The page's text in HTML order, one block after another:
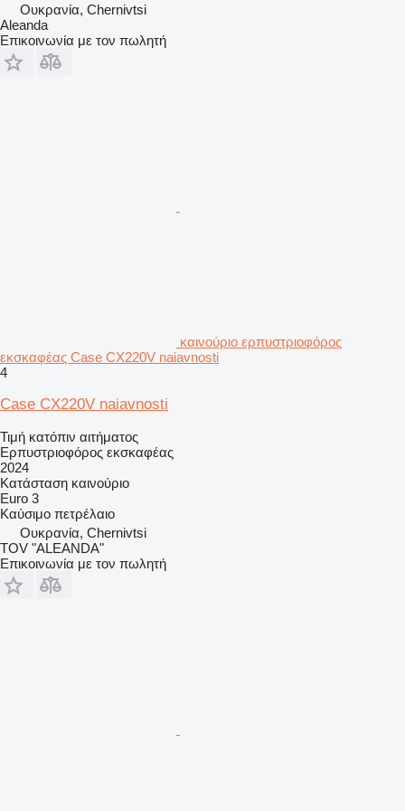
Ουκρανία, Chernivtsi
Aleanda
Επικοινωνία με τον πωλητή
καινούριο ερπυστριοφόρος
εκσκαφέας Case CX220V naiavnosti
4
Case CX220V naiavnosti
Τιμή κατόπιν αιτήματος
Ερπυστριοφόρος εκσκαφέας
2024
Κατάσταση καινούριο
Euro 3
Καύσιμο πετρέλαιο
Ουκρανία, Chernivtsi
TOV "ALEANDA"
Επικοινωνία με τον πωλητή